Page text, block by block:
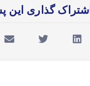
گذاری این